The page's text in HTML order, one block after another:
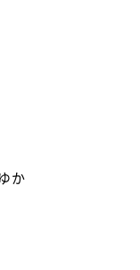
か